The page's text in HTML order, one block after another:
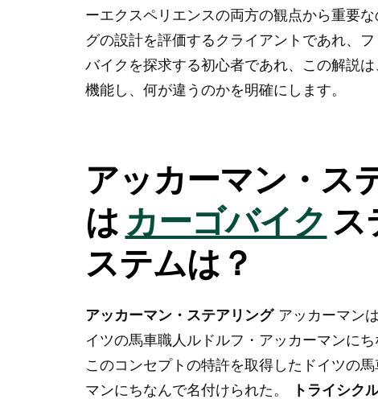
ーエクスペリエンスの両方の観点から重要
グの設計を評価するクライアントであれ、
バイクを探求する初心者であれ、この解説
機能し、何が違うのかを明確にします。
アッカーマン・ス
は カーゴバイク
ステムは？
アッカーマン・ステアリングアッカーマン
イツの馬車職人ルドルフ・アッカーマンに
このコンセプトの特許を取得したドイツの
マンにちなんで名付けられた。
トライシク